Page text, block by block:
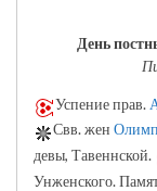
День
Успение прав.
Свв. жен
девы, Тавеннской.
Унженского.